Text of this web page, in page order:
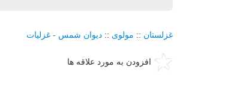
غزلستان :: مولوی :: دیوان شمس - غزلیات
افزودن به مورد علاقه ها